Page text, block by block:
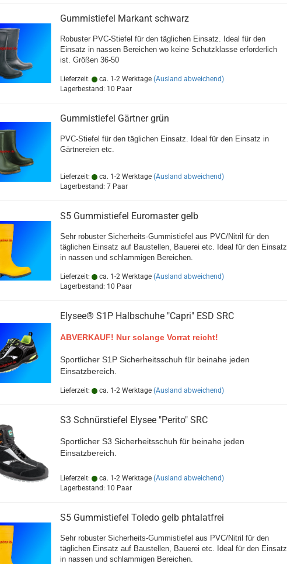
Gummistiefel Markant schwarz
Robuster PVC-Stiefel für den täglichen Einsatz. Ideal für den
Einsatz in nassen Bereichen wo keine Schutzklasse erforderlich
ist. Größen 36-50
Lieferzeit: ca. 1-2 Werktage (Ausland abweichend)
Lagerbestand: 10 Paar
Gummistiefel Gärtner grün
PVC-Stiefel für den täglichen Einsatz. Ideal für den Einsatz in
Gärtnereien etc.
Lieferzeit: ca. 1-2 Werktage (Ausland abweichend)
Lagerbestand: 7 Paar
S5 Gummistiefel Euromaster gelb
Sehr robuster Sicherheits-Gummistiefel aus PVC/Nitril für den
täglichen Einsatz auf Baustellen, Bauerei etc. Ideal für den Einsatz
in nassen und schlammigen Bereichen.
Lieferzeit: ca. 1-2 Werktage (Ausland abweichend)
Lagerbestand: 10 Paar
Elysee® S1P Halbschuhe "Capri" ESD SRC
ABVERKAUF! Nur solange Vorrat reicht!
Sportlicher S1P Sicherheitsschuh für beinahe jeden
Einsatzbereich.
Lieferzeit: ca. 1-2 Werktage (Ausland abweichend)
S3 Schnürstiefel Elysee "Perito" SRC
Sportlicher S3 Sicherheitsschuh für beinahe jeden
Einsatzbereich.
Lieferzeit: ca. 1-2 Werktage (Ausland abweichend)
Lagerbestand: 10 Paar
S5 Gummistiefel Toledo gelb phtalatfrei
Sehr robuster Sicherheits-Gummistiefel aus PVC/Nitril für den
täglichen Einsatz auf Baustellen, Bauerei etc. Ideal für den Einsatz
in nassen und schlammigen Bereichen.